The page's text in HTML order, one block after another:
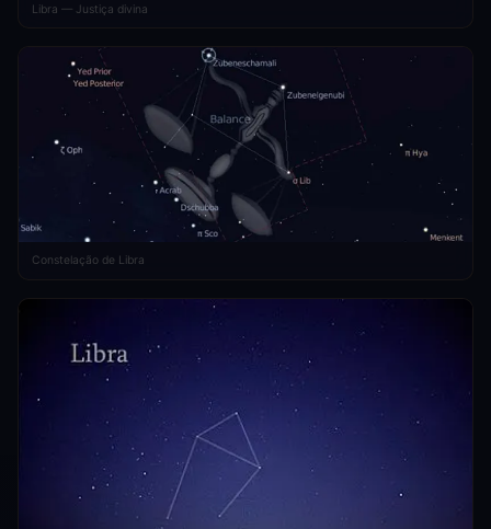
Libra — Justiça divina
Constelação de Libra